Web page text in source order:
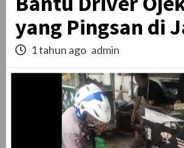
yang Pingsan di
1 tahun ago admin